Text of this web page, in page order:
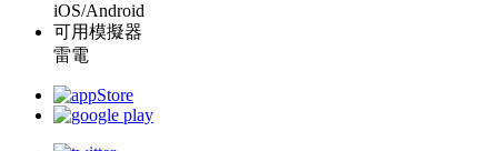
iOS/Android
可用模擬器
雷電